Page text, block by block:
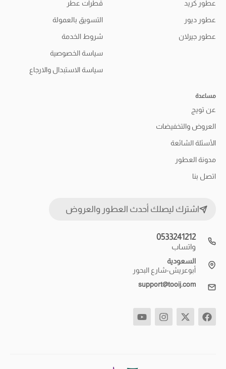
عطور كريد
عطور ديور
عطور جيرلان
قطرات عطر
التسويق بالعمولة
شروط الخدمة
سياسة الخصوصية
سياسة الاستبدال والارجاع
مساعدة
عن تويج
العروض والتخفيضات
الأسئلة الشائعة
مدونة العطور
اتصل بنا
اشترك ليصلك أحدث العطور والعروض
0533241212
واتساب
السعودية
أبوعريش-شارع البحور
support@tooij.com